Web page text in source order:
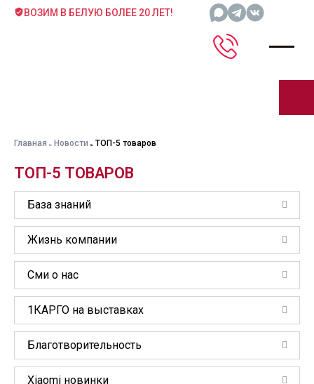
ВОЗИМ В БЕЛУЮ БОЛЕЕ 20 ЛЕТ!
Главная Новости ТОП-5 товаров
ТОП-5 ТОВАРОВ
База знаний
Жизнь компании
Сми о нас
1КАРГО на выставках
Благотворительность
Xiaomi новинки